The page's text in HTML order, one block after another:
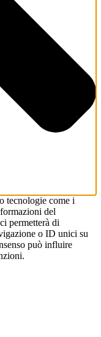
tecnologie come i
del
permetterà di
o ID unici su
può influire